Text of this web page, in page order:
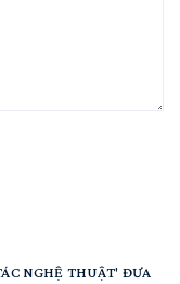
NGHỆ THUẬT' ĐƯA